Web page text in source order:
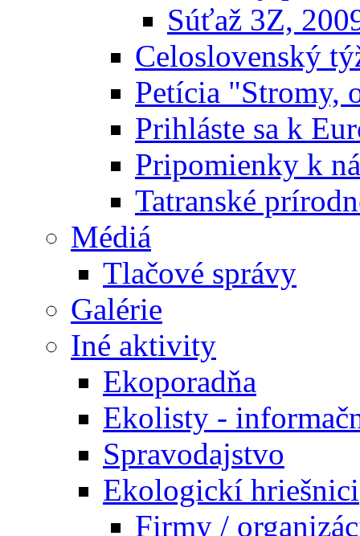
Súťaž 3Z,
Celoslovenský
Petícia "Stromy,
Prihláste sa k
Pripomienky k
Tatranské
Médiá
Tlačové správy
Galérie
Iné aktivity
Ekoporadňa
Ekolisty -
Spravodajstvo
Ekologickí hriešnici
Firmy /